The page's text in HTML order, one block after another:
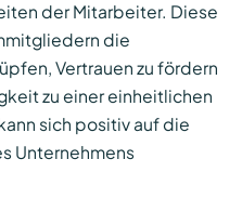
der Mitarbeiter. Diese
die
Vertrauen zu fördern
zu einer einheitlichen
sich positiv auf die
Unternehmens